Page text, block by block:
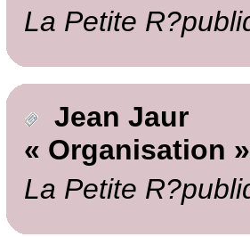
La Petite
Jean Jaur
« Organisation »
La Petite